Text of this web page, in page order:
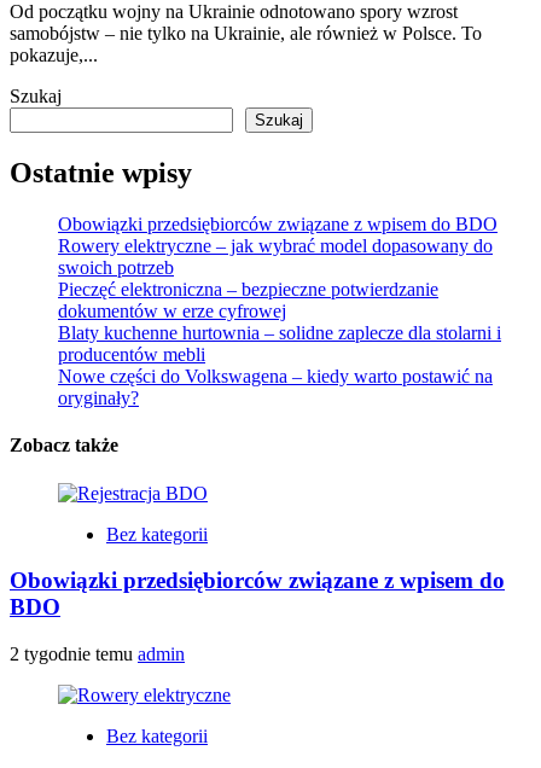
Od początku wojny na Ukrainie odnotowano spory wzrost
samobójstw – nie tylko na Ukrainie, ale również w Polsce. To
pokazuje,...
Szukaj
Szukaj
Ostatnie wpisy
Obowiązki przedsiębiorców związane z wpisem do BDO
Rowery elektryczne – jak wybrać model dopasowany do
swoich potrzeb
Pieczęć elektroniczna – bezpieczne potwierdzanie
dokumentów w erze cyfrowej
Blaty kuchenne hurtownia – solidne zaplecze dla stolarni i
producentów mebli
Nowe części do Volkswagena – kiedy warto postawić na
oryginały?
Zobacz także
Bez kategorii
Obowiązki przedsiębiorców związane z wpisem do
BDO
2 tygodnie temu admin
Bez kategorii